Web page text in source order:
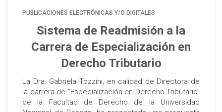
PUBLICACIONES ELECTRÓNICAS Y/O DIGITALES
Sistema de Readmisión a la
Carrera de Especialización en
Derecho Tributario
La Dra. Gabriela Tozzini, en calidad de Directora de
la carrera de “Especialización en Derecho Tributario”
de la Facultad de Derecho de la Universidad